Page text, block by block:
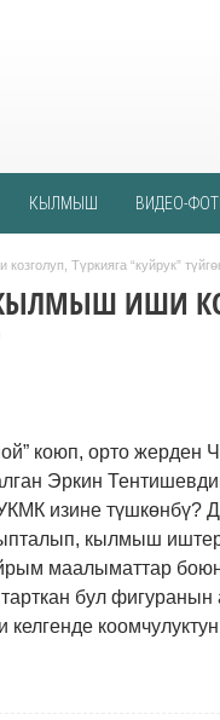
КЫЛМЫШ ВИДЕО-
Түркияга “куйрук”
ИШИ
коюп, орто жерден
Эркин
изине түшкөнбү?
кылмыш
маалыматтар
бул